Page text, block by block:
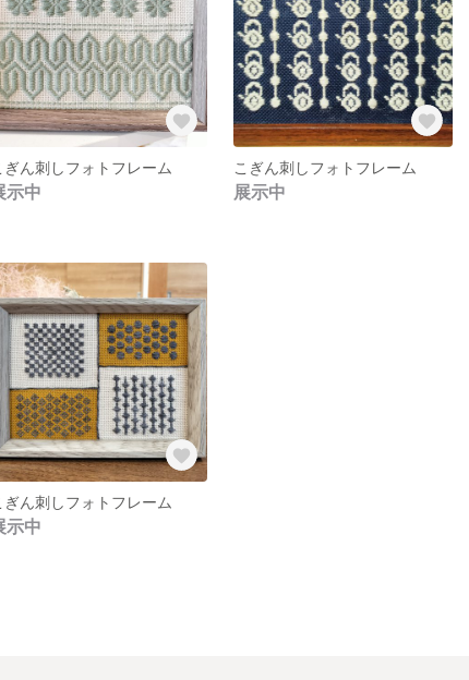
ぎん刺しフォトフレーム
示中
こぎん刺しフォトフレーム
展示中
ぎん刺しフォトフレーム
示中